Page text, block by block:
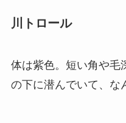
川トロール
体は紫色。短い角や毛
の下に潜んでいて、な